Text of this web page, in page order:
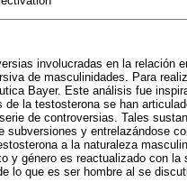
involucradas en la relación
de masculinidades. Para
Bayer. Este análisis fue
la testosterona se han
de controversias. Tales
y entrelazándose
a la naturaleza
y género es reactualizado con
lo que es ser hombre al se